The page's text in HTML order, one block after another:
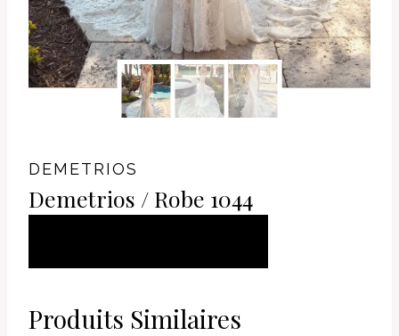
DEMETRIOS
Demetrios / Robe 1044
Produits Similaires